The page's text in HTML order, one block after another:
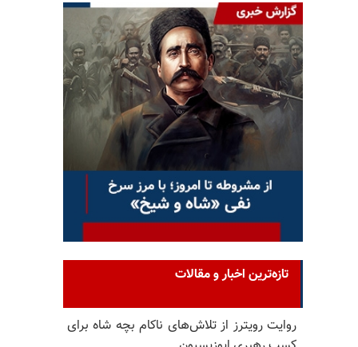
تازه‌ترین اخبار و مقالات
روایت رویترز از تلاش‌های ناکام بچه شاه برای